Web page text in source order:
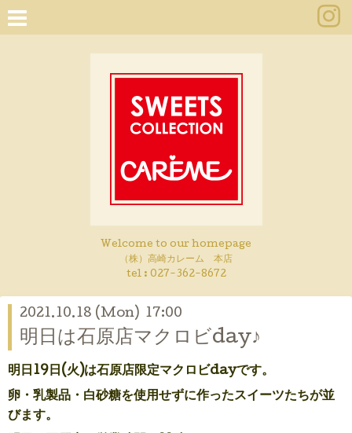
Welcome to our homepage
（株）高崎カレーム 本店
tel : 027-362-8672
2021.10.18 (Mon) 17:00
明日は石原店マクロビday♪
明日19日(火)は石原店限定マクロビdayです。
卵・乳製品・白砂糖を使用せずに作ったスイーツたちが並
びます。